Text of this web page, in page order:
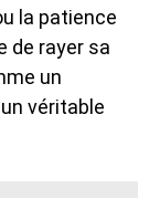
la patience
de rayer sa
un
véritable